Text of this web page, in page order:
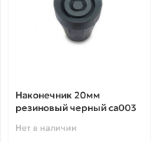
Наконечник 20мм
резиновый черный са003
Нет в наличии